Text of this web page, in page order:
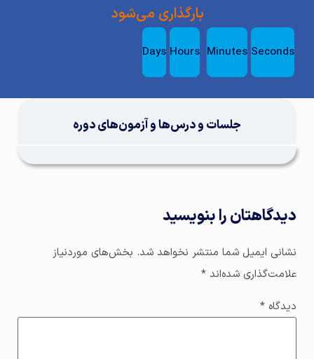
بارگذاری می‌شود
Days Hours Minutes Seconds
جلسات و درس‌ها و آزمون‌های دوره
دیدگاهتان را بنویسید
نشانی ایمیل شما منتشر نخواهد شد. بخش‌های موردنیاز
علامت‌گذاری شده‌اند *
دیدگاه *